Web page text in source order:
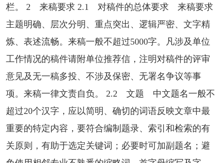
栏。 2 来稿要求 2.1 对稿件的总体要求 来稿要求
主题明确、层次分明、重点突出、逻辑严密、文字精
炼、表述流畅。来稿一般不超过5000字。凡涉及单位
工作情况的稿件请附单位推荐信，注明对稿件的评审
意见及无一稿多投、不涉及保密、无署名争议等事
项。来稿一律文责自负。 2.2 文题 中文题名一般不
超过20个汉字，应以简明、确切的词语反映文章中最
重要的特定内容，要符合编制题录、索引和检索的有
关原则，有助于选定关键词；必要时可加副题名；避